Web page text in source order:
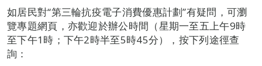
如居民對“第三輪抗疫電子消費優惠計劃”有疑問，可瀏
覽專題網頁，亦歡迎於辦公時間（星期一至五上午9時
至下午1時；下午2時半至5時45分），按下列途徑查
詢：